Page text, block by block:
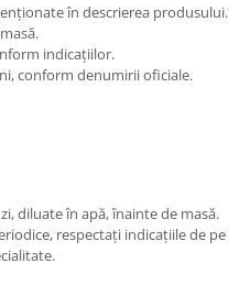
în descrierea produsului.
indicațiilor.
conform denumirii oficiale.
diluate în apă, înainte de masă.
respectați indicațiile de pe